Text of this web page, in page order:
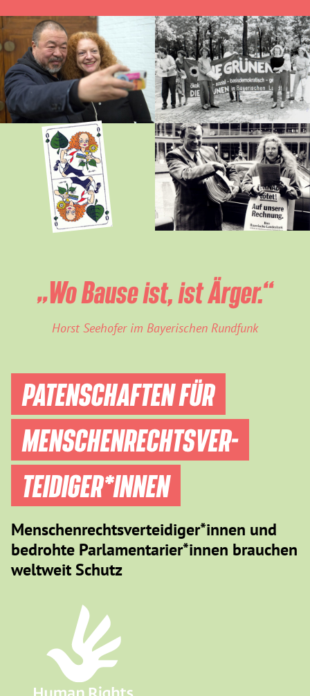
„Wo Bause ist, ist Ärger.“
Horst Seehofer im Bayerischen Rundfunk
PATENSCHAFTEN FÜR
MENSCHEN­RECHTS­VER­
TEIDIGER­*INNEN
Menschenrechtsverteidiger*innen und
bedrohte Parlamentarier*innen brauchen
weltweit Schutz